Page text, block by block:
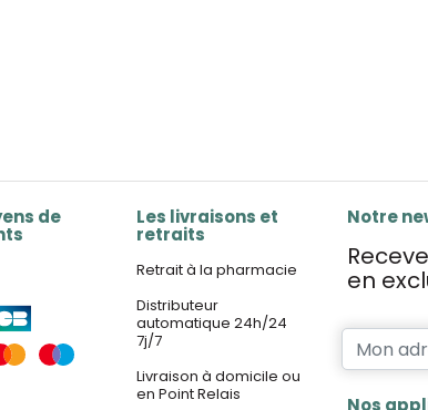
de Les livraisons et
retraits
Retrait à la pharmacie
Distributeur
automatique 24h/24
7j/7
Livraison à domicile ou
en Point Relais
Notre
en
Nos